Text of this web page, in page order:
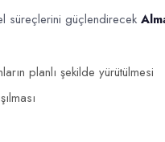
Almanca
süreçlerini güçlendirecek
planlı şekilde yürütülmesi